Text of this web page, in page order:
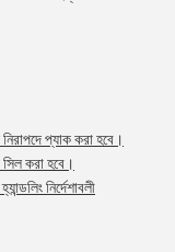
প্যাক করা হবে।
সিল করা হবে।
নির্দেশাবলী